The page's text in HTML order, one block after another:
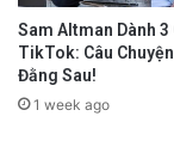
Sam Altman Dành 3
TikTok: Câu
Đằng Sau!
1 week ago